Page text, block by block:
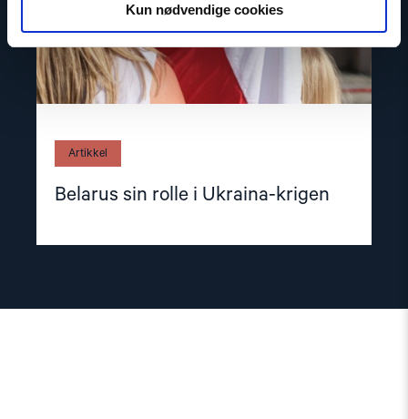
Kun nødvendige cookies
Artikkel
Belarus sin rolle i Ukraina-krigen